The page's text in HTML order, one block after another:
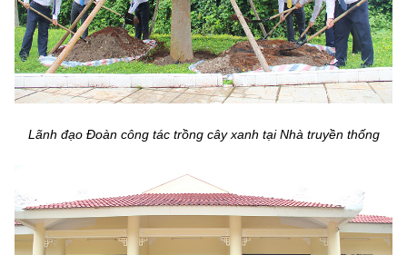
Lãnh đạo Đoàn công tác trồng cây xanh tại Nhà truyền thống